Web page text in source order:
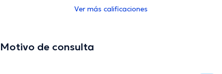
Ver más calificaciones
Motivo de consulta